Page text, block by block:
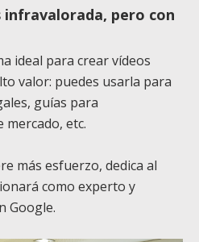
infravalorada, pero con
ideal para crear vídeos
valor: puedes usarla para
guías para
mercado, etc.
más esfuerzo, dedica al
como experto y
Google.